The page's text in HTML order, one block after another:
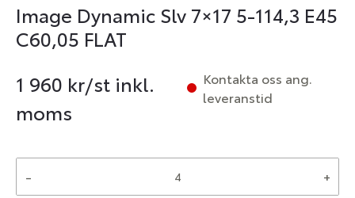
Image Dynamic Slv 7×17 5-114,3 E45
C60,05 FLAT
1 960 kr/st inkl.
moms
Kontakta oss ang.
leveranstid
- +